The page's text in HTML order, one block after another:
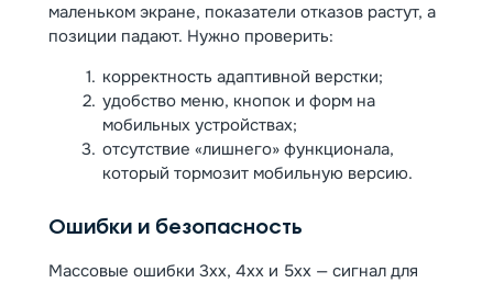
маленьком экране, показатели отказов растут, а
позиции падают. Нужно проверить:
корректность адаптивной верстки;
удобство меню, кнопок и форм на
мобильных устройствах;
отсутствие «лишнего» функционала,
который тормозит мобильную версию.
Ошибки и безопасность
Массовые ошибки 3xx, 4xx и 5xx — сигнал для